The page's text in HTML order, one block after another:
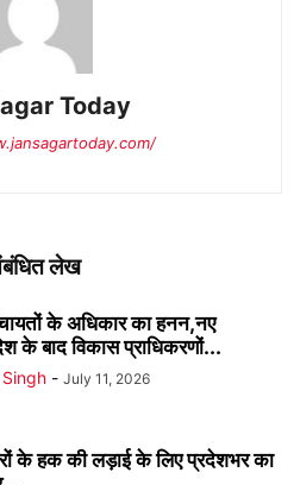
Today
लेख
के अधिकार का हनन,नए
के बाद विकास प्राधिकरणों...
- July 11, 2026
के हक की लड़ाई के लिए प्रदेशभर का